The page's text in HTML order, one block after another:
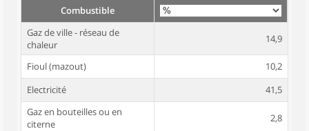
Combustible
Gaz de ville - réseau de
chaleur
14,9
Fioul (mazout)
10,2
Electricité
41,5
Gaz en bouteilles ou en
citerne
2,8